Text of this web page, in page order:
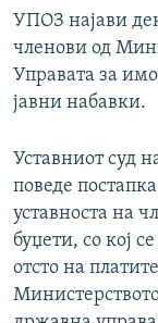
УПОЗ најави
членови од
Управата за
јавни набавки.
Уставниот суд
поведе
уставноста на
буџети, со кој
отсто на